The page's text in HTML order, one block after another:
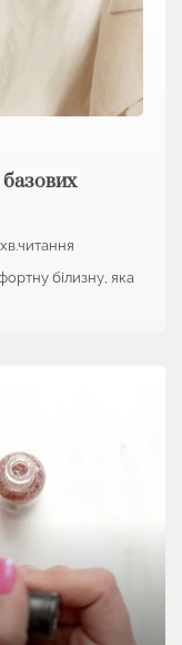
білизну, яка